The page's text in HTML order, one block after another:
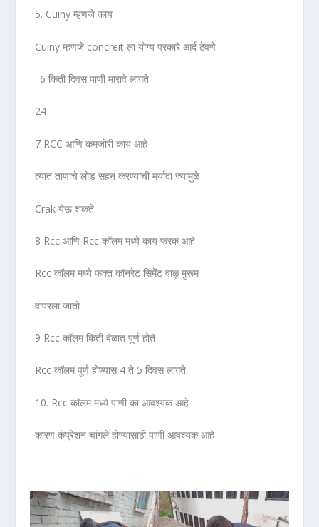
. 5. Cuiny म्हणजे काय
. Cuiny म्हणजे concreit ला योग्य प्रकारे आर्द ठेवणे
. ‌. 6 किती दिवस पाणी मारावे लागते
. 24
. 7 RCC आणि कमजोरी काय आहे
. त्यात ताणाचे लोड सहन करण्याची मर्यादा ज्यामुळे
. Crak येऊ शकते
. 8 Rcc आणि Rcc कॉलम मध्ये काय फरक आहे
. Rcc कॉलम मध्ये फक्त कॉनरेट सिमेंट वाळू मुरूम
. वापरला जातो
. 9 Rcc कॉलम किती वेळात पूर्ण होते
. Rcc कॉलम पूर्ण होण्यास 4 ते 5 दिवस लागते
. 10. Rcc कॉलम मध्ये पाणी का आवश्यक आहे
. कारण कंप्रेशन चांगले होण्यासाठी पाणी आवश्यक आहे
.